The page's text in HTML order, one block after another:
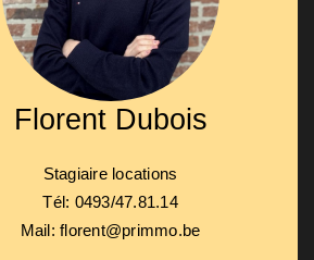
Florent Dubois
Stagiaire locations
Tél: 0493/47.81.14
Mail: florent@primmo.be